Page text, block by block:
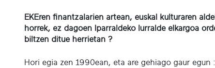
EKEren finantzalarien artean, euskal kulturaren
horrek, ez dagoen Iparraldeko lurralde elkargoa
biltzen ditue herrietan ?
Hori egia zen 1990ean, eta are gehiago gaur